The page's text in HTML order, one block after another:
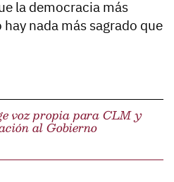
la democracia más
nada más sagrado que
voz propia para CLM y
al Gobierno